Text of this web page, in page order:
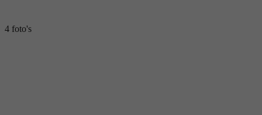
4 foto's